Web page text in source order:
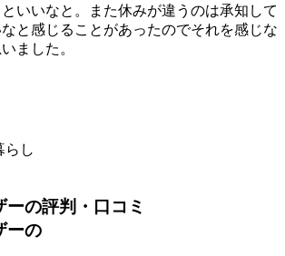
いいなと。また休みが違うのは承知して
と感じることがあったのでそれを感じな
ました。
らし
ーの評判・口コミ
ーの